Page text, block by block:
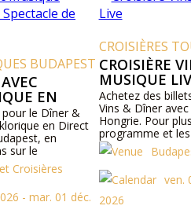
BUDAPEST
EN
DE DANSE
le Dîner &
en Direct
en
sur le
et par
Croisières
- mar. 01 déc.
CROISIÈRES
CROISIÈRE
MUSIQUE
Achetez des
Vins & Dîner
Hongrie. Pour
programme et
site web ou nous
ven.
2026